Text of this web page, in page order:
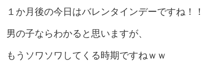
１か月後の今日はバレンタインデーですね！！
男の子ならわかると思いますが、
もうソワソワしてくる時期ですねｗｗ